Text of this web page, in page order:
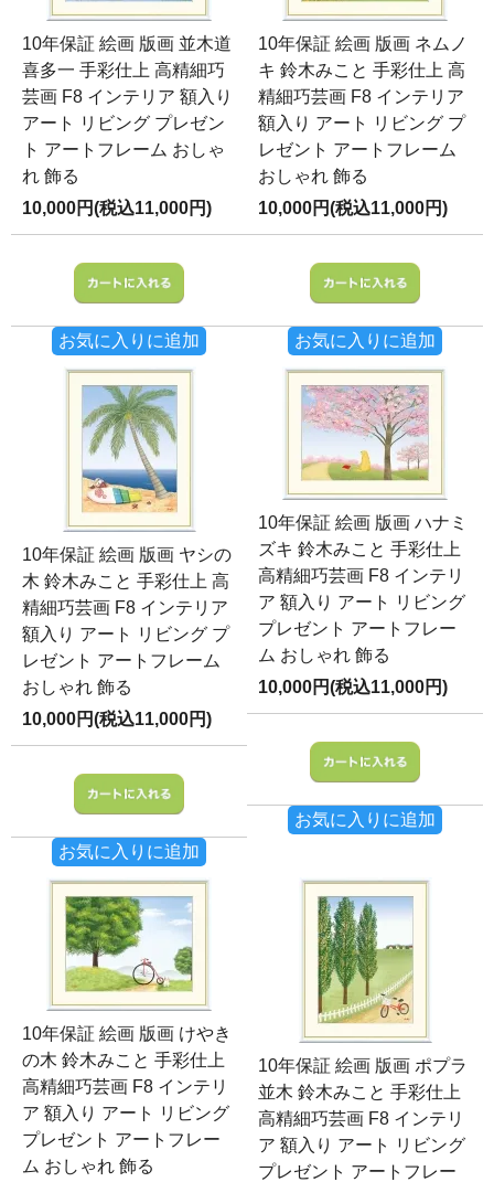
10年保証 絵画 版画 並木道
喜多一 手彩仕上 高精細巧
芸画 F8 インテリア 額入り
アート リビング プレゼン
ト アートフレーム おしゃ
れ 飾る
10,000円(税込11,000円)
お気に入りに追加
10年保証 絵画 版画 ネムノ
キ 鈴木みこと 手彩仕上 高
精細巧芸画 F8 インテリア
額入り アート リビング プ
レゼント アートフレーム
おしゃれ 飾る
10,000円(税込11,000円)
お気に入りに追加
10年保証 絵画 版画 ヤシの
木 鈴木みこと 手彩仕上 高
精細巧芸画 F8 インテリア
額入り アート リビング プ
レゼント アートフレーム
おしゃれ 飾る
10,000円(税込11,000円)
お気に入りに追加
10年保証 絵画 版画 ハナミ
ズキ 鈴木みこと 手彩仕上
高精細巧芸画 F8 インテリ
ア 額入り アート リビング
プレゼント アートフレー
ム おしゃれ 飾る
10,000円(税込11,000円)
お気に入りに追加
10年保証 絵画 版画 けやき
の木 鈴木みこと 手彩仕上
高精細巧芸画 F8 インテリ
ア 額入り アート リビング
プレゼント アートフレー
ム おしゃれ 飾る
10年保証 絵画 版画 ポプラ
並木 鈴木みこと 手彩仕上
高精細巧芸画 F8 インテリ
ア 額入り アート リビング
プレゼント アートフレー